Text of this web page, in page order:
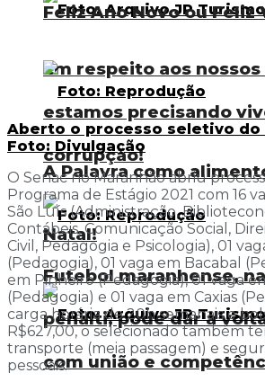
Em respeito aos
estamos precisando
corrupção!
Futebol maranhense,
pênalti, pode dar a
com união e
Feliz Ano Novo ou Feliz
A Palavra como
Natal!
Aberto o processo seletivo do
Foto: Divulgação
O Senac no Maranhão abriu
Programa de Estágio 2021 com 16
São Luís (Administração,
Contábeis, Comunicação Social,
Civil, Pedagogia e Psicologia), 01
(Pedagogia), 01 vaga em Bacabal
em Pinheiro (Pedagogia), 01 vaga
(Pedagogia) e 01 vaga em Caxias
carga horária de 20h semanais e
R$627,00, o selecionado também
transporte (meia passagem) e
pessoais.